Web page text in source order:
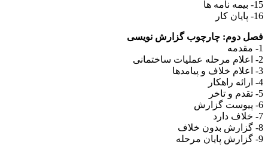
15- بیمه نامه ها
16- پایان کار
فصل دوم: چارچوب گزارش نویسی
1- مقدمه
2- اعلام مرحله عملیات ساختمانی
3- اعلام خلاف و پیامدها
4- ارائه راهکار
5- تقدم و تاخر
6- پیوست گزارش
7- خلاف دارد
8- گزارش بدون خلاف
9- گزارش پایان مرحله